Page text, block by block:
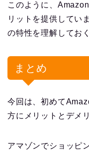
このように、
リットを提供してい
の特性を理解してお
まとめ
今回は、初めて
方にメリットとデメ
アマゾンでショッピ